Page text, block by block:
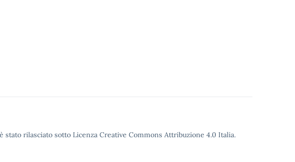
stato rilasciato sotto Licenza Creative Commons Attribuzione 4.0 Italia.